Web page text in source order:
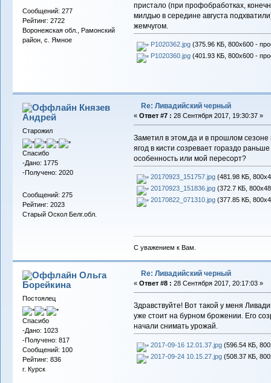
Сообщений: 277
Рейтинг: 2722
Воронежская обл., Рамонский
район, с. Ямное
пристало (при профобработках,
милдью в середине августа
жемчугом.
P1020362.jpg(375.96 КБ, 800x600 -
P1020360.jpg(401.93 КБ, 800x600 -
Князев
Андрей
Старожил
Спасибо
-Дано: 1775
-Получено: 2020
Сообщений: 275
Рейтинг: 2023
Старый Оскол Белг.обл.
Re: Ливадийский черный
« Ответ #7 : 28 Сентября 2017, 19:30:37 »
Заметил в этом,да и в прошлом сезоне
ягод в кисти созревает гораздо
особенность или мой пересорт?
20170923_151757.jpg(481.98 КБ,
20170923_151836.jpg(372.7 КБ,
20170822_071310.jpg(377.85 КБ,
С уважением к Вам.
Ольга
Борейкина
Постоялец
Спасибо
-Дано: 1023
-Получено: 817
Сообщений: 100
Рейтинг: 836
г. Курск
Re: Ливадийский черный
« Ответ #8 : 28 Сентября 2017, 20:17:03 »
Здравствуйте! Вот такой у меня
уже стоит на бурном брожении. Его
начали снимать урожай.
2017-09-16 12.01.37.jpg(596.54 КБ,
2017-09-24 10.15.27.jpg(508.37 КБ,